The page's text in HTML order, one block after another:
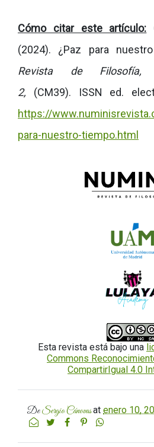
Cómo citar este artículo:
(2024). ¿Paz para
Revista de
2, (CM39).
ISSN ed.
https://
para-nuestro-tiempo.html
Esta revista está bajo una
Commons
CompartirIgual 4.0
DeSergio Cánovasat enero 10,